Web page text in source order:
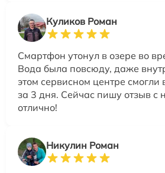
Куликов Роман
Смартфон утонул в озере во
Вода была повсюду, даже
этом сервисном центре смогли
за 3 дня. Сейчас пишу отзыв с
отлично!
Никулин Роман